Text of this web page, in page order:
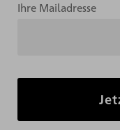
Ihre Mailadresse